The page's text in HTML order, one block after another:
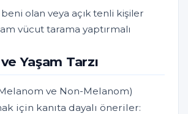
beni olan veya açık tenli kişiler
vücut tarama yaptırmalı
Yaşam Tarzı
ve Non-Melanom)
için kanıta dayalı öneriler: